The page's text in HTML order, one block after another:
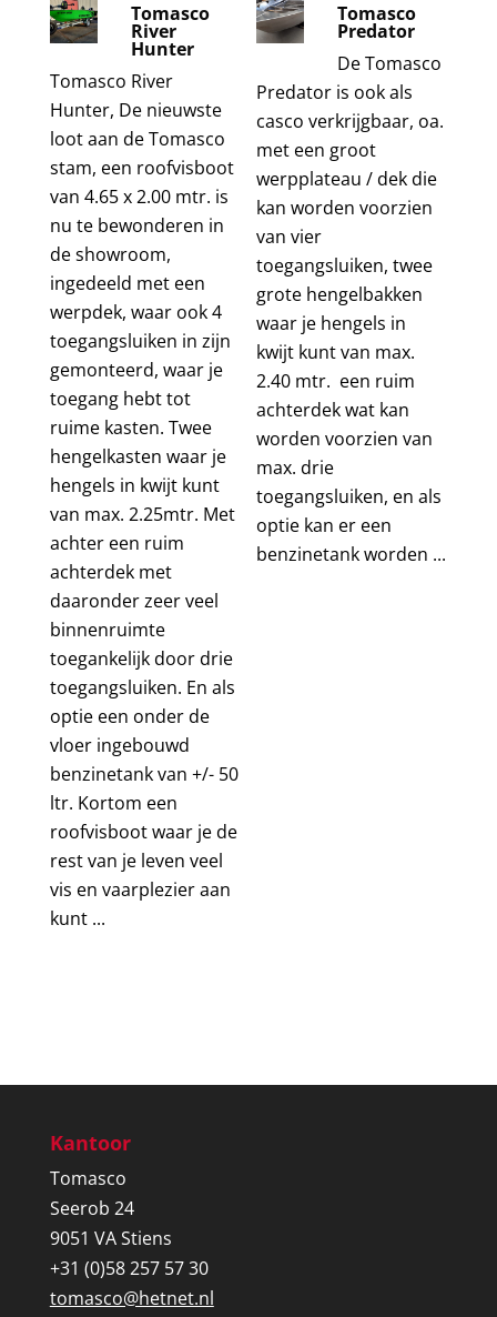
Tomasco
River
Hunter
Tomasco River
Hunter, De nieuwste
loot aan de Tomasco
stam, een roofvisboot
van 4.65 x 2.00 mtr. is
nu te bewonderen in
de showroom,
ingedeeld met een
werpdek, waar ook 4
toegangsluiken in zijn
gemonteerd, waar je
toegang hebt tot
ruime kasten. Twee
hengelkasten waar je
hengels in kwijt kunt
van max. 2.25mtr. Met
achter een ruim
achterdek met
daaronder zeer veel
binnenruimte
toegankelijk door drie
toegangsluiken. En als
optie een onder de
vloer ingebouwd
benzinetank van +/- 50
ltr. Kortom een
roofvisboot waar je de
rest van je leven veel
vis en vaarplezier aan
kunt ...
Tomasco
Predator
De Tomasco
Predator is ook als
casco verkrijgbaar, oa.
met een groot
werpplateau / dek die
kan worden voorzien
van vier
toegangsluiken, twee
grote hengelbakken
waar je hengels in
kwijt kunt van max.
2.40 mtr. een ruim
achterdek wat kan
worden voorzien van
max. drie
toegangsluiken, en als
optie kan er een
benzinetank worden ...
Kantoor
Tomasco
Seerob 24
9051 VA Stiens
+31 (0)58 257 57 30
tomasco@hetnet.nl